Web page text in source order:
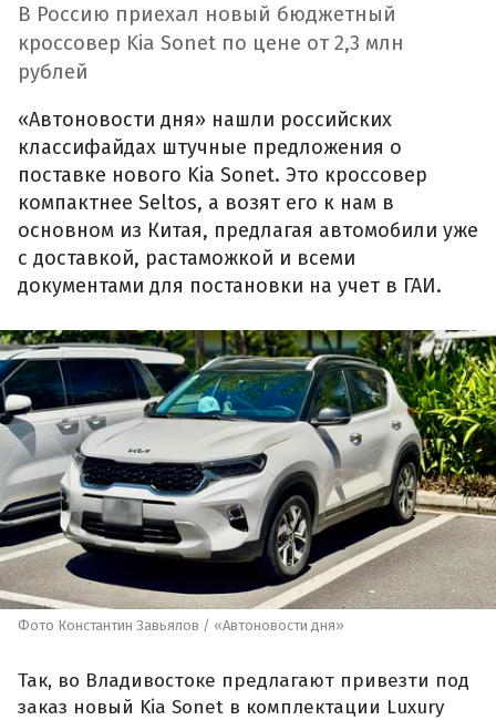
В Россию приехал новый бюджетный
кроссовер Kia Sonet по цене от 2,3 млн
рублей
«Автоновости дня» нашли российских
классифайдах штучные предложения о
поставке нового Kia Sonet. Это кроссовер
компактнее Seltos, а возят его к нам в
основном из Китая, предлагая автомобили уже
с доставкой, растаможкой и всеми
документами для постановки на учет в ГАИ.
Фото Константин Завьялов / «Автоновости дня»
Так, во Владивостоке предлагают привезти под
заказ новый Kia Sonet в комплектации Luxury